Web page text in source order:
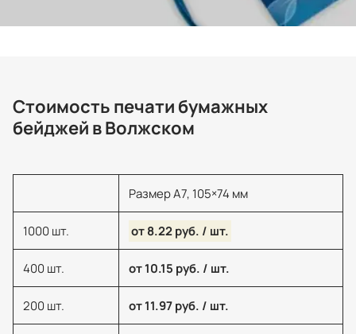
Стоимость печати бумажных
бейджей в Волжском
Размер А7, 105×74 мм
1000 шт. от 8.22 руб. / шт.
400 шт. от 10.15 руб. / шт.
200 шт. от 11.97 руб. / шт.